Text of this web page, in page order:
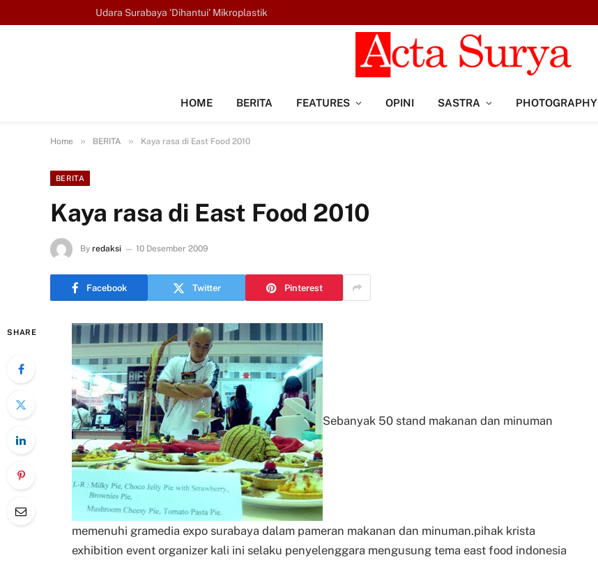
Udara Surabaya ‘Dihantui’ Mikroplastik
HOME BERITA FEATURES OPINI SASTRA PHOTOGRAPHY
Home » BERITA » Kaya rasa di East Food 2010
BERITA
Kaya rasa di East Food 2010
By redaksi 10 Desember 2009
Facebook Twitter Pinterest
SHARE
Sebanyak 50 stand makanan dan minuman
memenuhi gramedia expo surabaya dalam pameran makanan dan minuman.pihak krista
exhibition event organizer kali ini selaku penyelenggara mengusung tema east food indonesia